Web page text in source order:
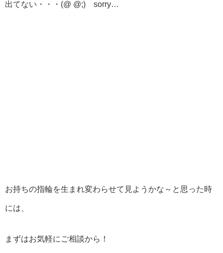
出てない・・・(@ @;) sorry…
お持ちの指輪を生まれ変わらせて見ようかな～と思った時
には、
まずはお気軽にご相談から！